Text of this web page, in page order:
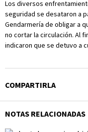
Los diversos
seguridad se desataron a
Gendarmería de obligar a
no cortar la circulación. Al
indicaron que se detuvo a
COMPARTIRLA
NOTAS RELACIONADAS